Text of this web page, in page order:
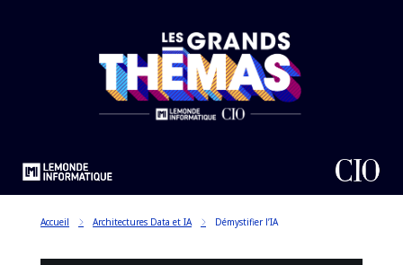
Accueil Architectures Data et IA Démystifier l’IA